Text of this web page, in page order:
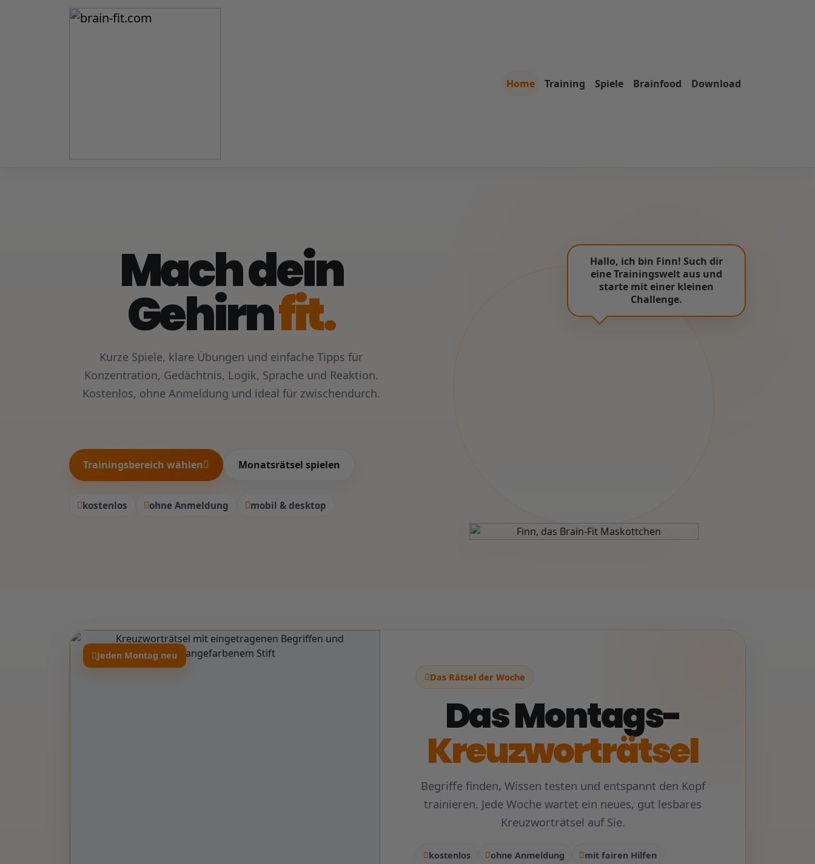
Home Training Spiele Brainfood Download
Mach dein
Gehirnfit.
Kurze Spiele, klare Übungen und einfache Tipps für
Konzentration, Gedächtnis, Logik, Sprache und Reaktion.
Kostenlos, ohne Anmeldung und ideal für zwischendurch.
Trainingsbereich wählen Monatsrätsel spielen
kostenlos ohne Anmeldung mobil & desktop
Hallo, ich bin Finn! Such dir
eine Trainingswelt aus und
starte mit einer kleinen
Challenge.
Jeden Montag neu
Das Rätsel der Woche
Das Montags-
Kreuzworträtsel
Begriffe finden, Wissen testen und entspannt den Kopf
trainieren. Jede Woche wartet ein neues, gut lesbares
Kreuzworträtsel auf Sie.
kostenlos ohne Anmeldung mit fairen Hilfen